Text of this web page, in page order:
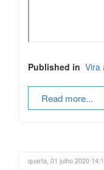
Published in Vira
Read more...
quarta, 01 julho 2020